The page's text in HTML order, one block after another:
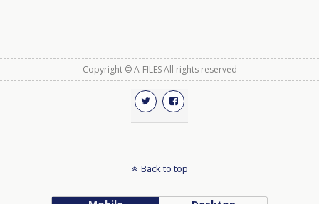
Copyright © A-FILES All rights reserved
Back to top